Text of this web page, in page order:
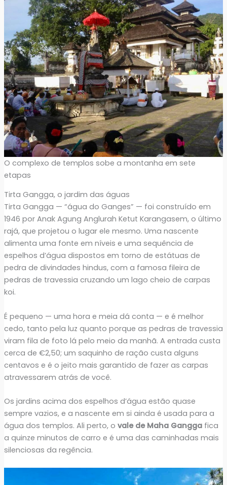
O complexo de templos sobe a montanha em sete
etapas
Tirta Gangga, o jardim das águas
Tirta Gangga — “água do Ganges” — foi construído em
1946 por Anak Agung Anglurah Ketut Karangasem, o último
rajá, que projetou o lugar ele mesmo. Uma nascente
alimenta uma fonte em níveis e uma sequência de
espelhos d’água dispostos em torno de estátuas de
pedra de divindades hindus, com a famosa fileira de
pedras de travessia cruzando um lago cheio de carpas
koi.
É pequeno — uma hora e meia dá conta — e é melhor
cedo, tanto pela luz quanto porque as pedras de travessia
viram fila de foto lá pelo meio da manhã. A entrada custa
cerca de €2,50; um saquinho de ração custa alguns
centavos e é o jeito mais garantido de fazer as carpas
atravessarem atrás de você.
Os jardins acima dos espelhos d’água estão quase
sempre vazios, e a nascente em si ainda é usada para a
água dos templos. Ali perto, o vale de Maha Ganggafica
a quinze minutos de carro e é uma das caminhadas mais
silenciosas da regência.